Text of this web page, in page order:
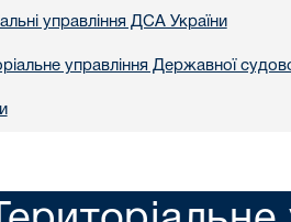
управління ДСА України
управління Державної